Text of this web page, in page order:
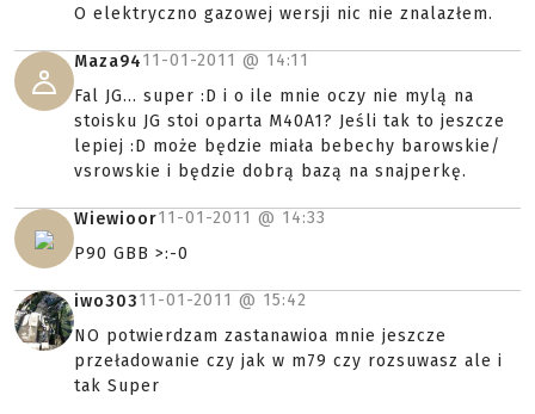
O elektryczno gazowej wersji nic nie znalazłem.
Maza9411-01-2011 @ 14:11
Fal JG... super :D i o ile mnie oczy nie mylą na
stoisku JG stoi oparta M40A1? Jeśli tak to jeszcze
lepiej :D może będzie miała bebechy barowskie/
vsrowskie i będzie dobrą bazą na snajperkę.
Wiewioor11-01-2011 @ 14:33
P90 GBB >:-0
iwo30311-01-2011 @ 15:42
NO potwierdzam zastanawioa mnie jeszcze
przeładowanie czy jak w m79 czy rozsuwasz ale i
tak Super